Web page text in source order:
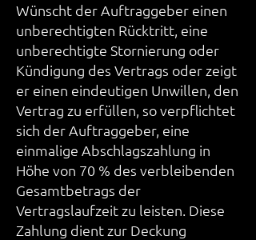
Wünscht der Auftraggeber einen
unberechtigten Rücktritt, eine
unberechtigte Stornierung oder
Kündigung des Vertrags oder zeigt
er einen eindeutigen Unwillen, den
Vertrag zu erfüllen, so verpflichtet
sich der Auftraggeber, eine
einmalige Abschlagszahlung in
Höhe von 70 % des verbleibenden
Gesamtbetrags der
Vertragslaufzeit zu leisten. Diese
Zahlung dient zur Deckung